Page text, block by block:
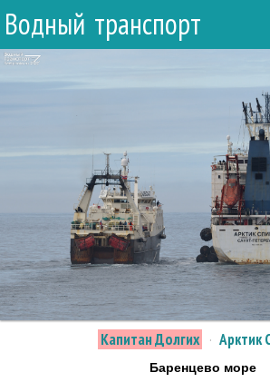
Водный транспорт
Капитан Долгих · Арктик
Баренцево море